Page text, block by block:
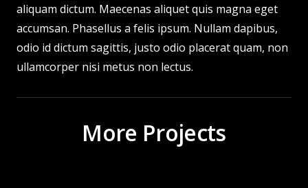
aliquam dictum. Maecenas aliquet quis magna eget
accumsan. Phasellus a felis ipsum. Nullam dapibus,
odio id dictum sagittis, justo odio placerat quam, non
ullamcorper nisi metus non lectus.
More Projects